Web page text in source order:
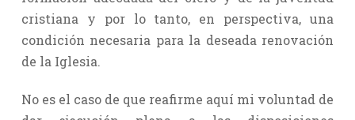
cristiana y por lo tanto, en perspectiva, una
condición necesaria para la deseada renovación
de la Iglesia.
No es el caso de que reafirme aquí mi voluntad de